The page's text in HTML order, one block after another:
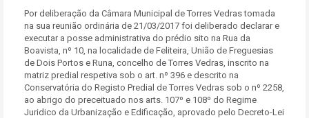
Por deliberação da Câmara Municipal de Torres Vedras tomada
na sua reunião ordinária de 21/03/2017 foi deliberado declarar e
executar a posse administrativa do prédio sito na Rua da
Boavista, nº 10, na localidade de Feliteira, União de Freguesias
de Dois Portos e Runa, concelho de Torres Vedras, inscrito na
matriz predial respetiva sob o art. nº 396 e descrito na
Conservatória do Registo Predial de Torres Vedras sob o nº 2258,
ao abrigo do preceituado nos arts. 107º e 108º do Regime
Juridico da Urbanização e Edificação, aprovado pelo Decreto-Lei